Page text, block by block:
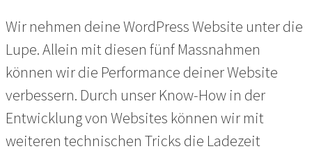
Wir nehmen deine WordPress Website unter die
Lupe. Allein mit diesen fünf Massnahmen
können wir die Performance deiner Website
verbessern. Durch unser Know-How in der
Entwicklung von Websites können wir mit
weiteren technischen Tricks die Ladezeit